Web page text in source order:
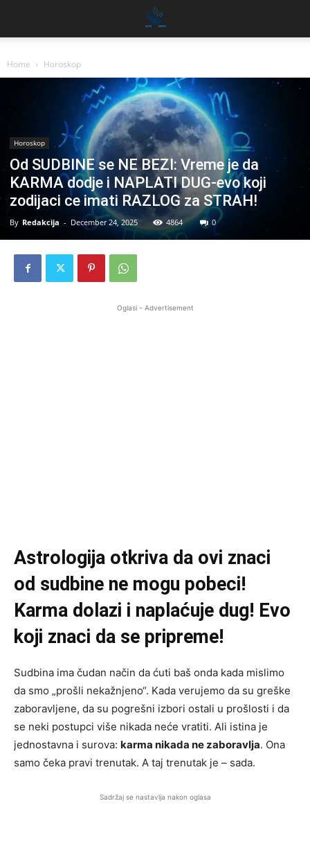
Home Horoskop
Horoskop
Od SUDBINE se NE BEZI: Vreme je da
KARMA dodje i NAPLATI DUG-evo koji
zodijaci ce imati RAZLOG za STRAH!
By Redakcija - December 24, 2025 4864 0
Oglasi - Advertisement
Astrologija otkriva da ovi znaci
od sudbine ne mogu pobeci!
Karma dolazi i naplaćuje dug! Evo
koji znaci da se pripreme!
Sudbina ima čudan način da ćuti baš onda kada mislimo
da smo „prošli nekažnjeno“. Kada verujemo da su greške
zaboravljene, da su pogrešni izbori ostali u prošlosti i da
se neki postupci više nikada neće vratiti. Ali istina je
jednostavna i surova: karma nikada ne zaboravlja. Ona
samo čeka pravi trenutak. A taj trenutak je – sada.
Sadržaj se nastavlja nakon oglasa